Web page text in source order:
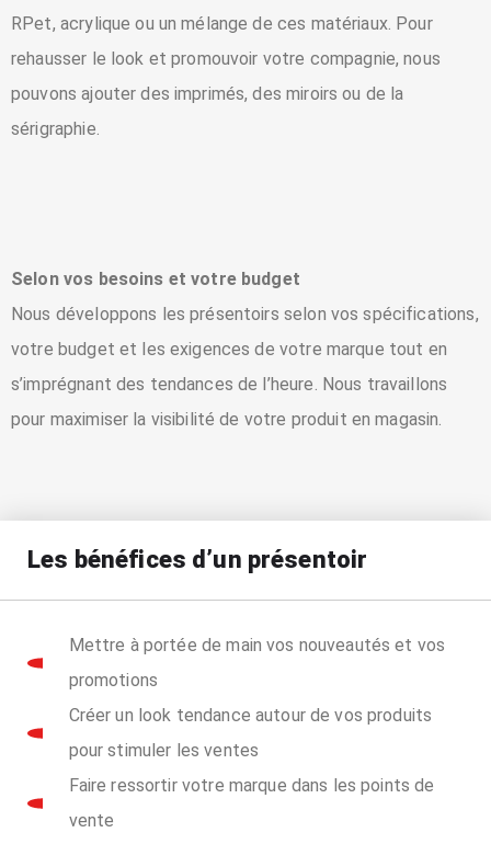
RPet, acrylique ou un mélange de ces matériaux. Pour
rehausser le look et promouvoir votre compagnie, nous
pouvons ajouter des imprimés, des miroirs ou de la
sérigraphie.
Selon vos besoins et votre budget
Nous développons les présentoirs selon vos spécifications,
votre budget et les exigences de votre marque tout en
s’imprégnant des tendances de l’heure. Nous travaillons
pour maximiser la visibilité de votre produit en magasin.
Les bénéfices d’un présentoir
Mettre à portée de main vos nouveautés et vos
promotions
Créer un look tendance autour de vos produits
pour stimuler les ventes
Faire ressortir votre marque dans les points de
vente